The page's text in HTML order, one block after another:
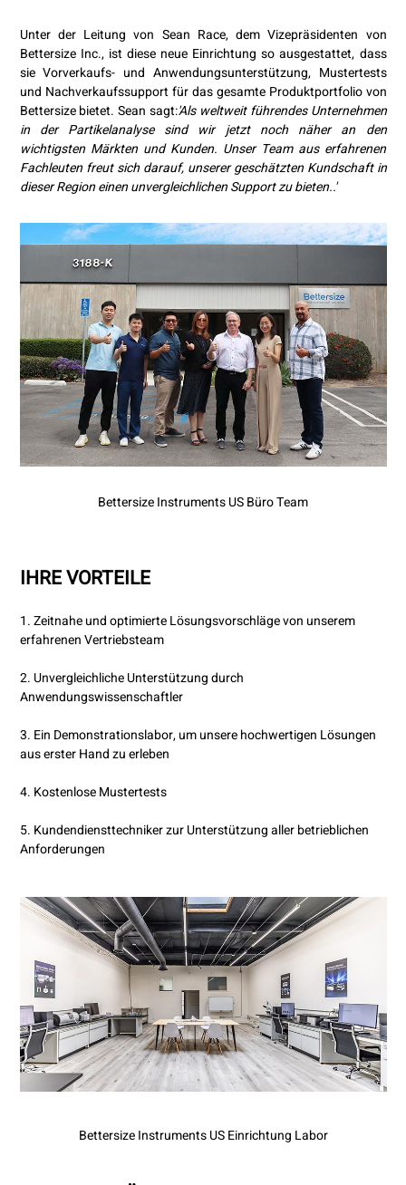
Unter der Leitung von Sean Race, dem Vizepräsidenten von
Bettersize Inc., ist diese neue Einrichtung so ausgestattet, dass
sie Vorverkaufs- und Anwendungsunterstützung, Mustertests
und Nachverkaufssupport für das gesamte Produktportfolio von
Bettersize bietet. Sean sagt:'Als weltweit führendes Unternehmen
in der Partikelanalyse sind wir jetzt noch näher an den
wichtigsten Märkten und Kunden. Unser Team aus erfahrenen
Fachleuten freut sich darauf, unserer geschätzten Kundschaft in
dieser Region einen unvergleichlichen Support zu bieten..'
Bettersize Instruments US Büro Team
IHRE VORTEILE
1. Zeitnahe und optimierte Lösungsvorschläge von unserem
erfahrenen Vertriebsteam
2. Unvergleichliche Unterstützung durch
Anwendungswissenschaftler
3. Ein Demonstrationslabor, um unsere hochwertigen Lösungen
aus erster Hand zu erleben
4. Kostenlose Mustertests
5. Kundendiensttechniker zur Unterstützung aller betrieblichen
Anforderungen
Bettersize Instruments US Einrichtung Labor